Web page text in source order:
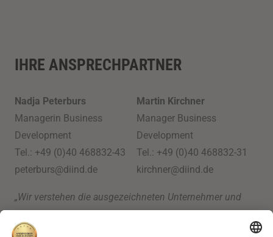
IHRE ANSPRECHPARTNER
Nadja Peterburs
Managerin Business
Development
Tel.: +49 (0)40 468832-43
peterburs@diind.de
Martin Kirchner
Manager Business
Development
Tel.: +49 (0)40 468832-31
kirchner@diind.de
„Wir verstehen die ausgezeichneten Unternehmer und
vielen unterschiedlichen Ebenen begleiten und